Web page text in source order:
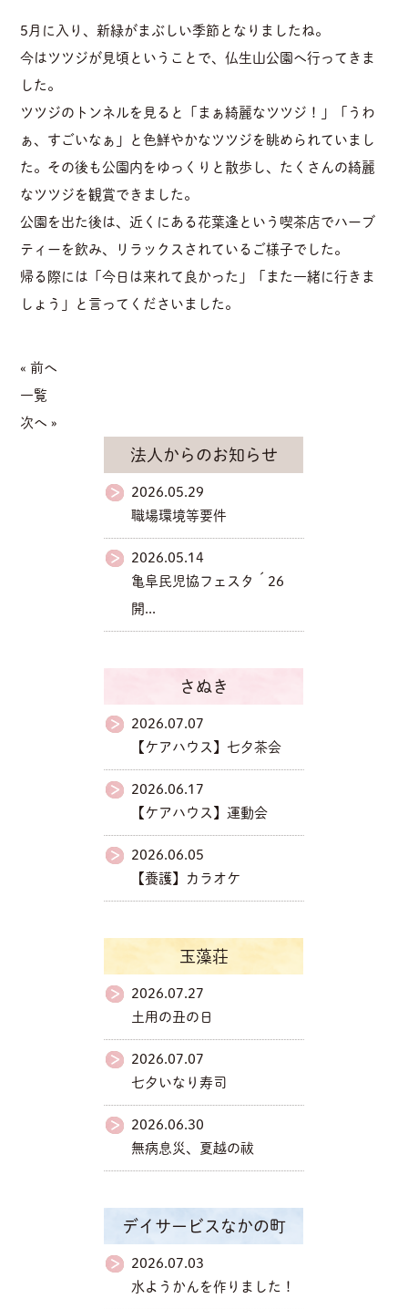
5月に入り、新緑がまぶしい季節となりましたね。
今はツツジが見頃ということで、仏生山公園へ行ってきま
した。
ツツジのトンネルを見ると「まぁ綺麗なツツジ！」「うわ
ぁ、すごいなぁ」と色鮮やかなツツジを眺められていまし
た。その後も公園内をゆっくりと散歩し、たくさんの綺麗
なツツジを観賞できました。
公園を出た後は、近くにある花葉逢という喫茶店でハーブ
ティーを飲み、リラックスされているご様子でした。
帰る際には「今日は来れて良かった」「また一緒に行きま
しょう」と言ってくださいました。
« 前へ
一覧
次へ »
法人からのお知らせ
2026.05.29
職場環境等要件
2026.05.14
亀阜民児協フェスタ´26
開...
さぬき
2026.07.07
【ケアハウス】七夕茶会
2026.06.17
【ケアハウス】運動会
2026.06.05
【養護】カラオケ
玉藻荘
2026.07.27
土用の丑の日
2026.07.07
七夕いなり寿司
2026.06.30
無病息災、夏越の祓
デイサービスなかの町
2026.07.03
水ようかんを作りました！